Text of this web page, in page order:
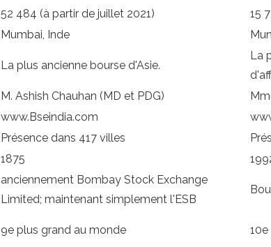
52 484 (à partir de juillet 2021)
15
Mumbai, Inde
La plus ancienne bourse d'Asie.
La
M. Ashish Chauhan (MD et PDG)
www.Bseindia.com
Présence dans 417 villes
1875
anciennement Bombay Stock Exchange
Limited; maintenant simplement l'ESB
9e plus grand au monde